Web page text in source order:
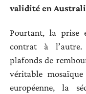
validité en
Pourtant, la prise
contrat à
plafonds de
véritable
européenne, la